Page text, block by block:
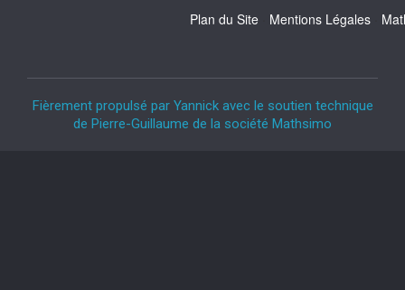
Plan du Site Mentions Légales
Fièrement propulsé par Yannick avec le soutien technique
de Pierre-Guillaume de la société Mathsimo